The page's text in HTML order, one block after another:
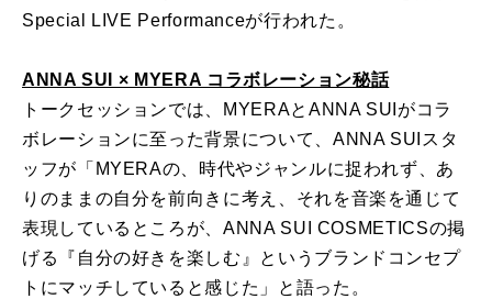
Special LIVE Performanceが行われた。
ANNA SUI × MYERA コラボレーション秘話
トークセッションでは、MYERAとANNA SUIがコラ
ボレーションに至った背景について、ANNA SUIスタ
ッフが「MYERAの、時代やジャンルに捉われず、あ
りのままの自分を前向きに考え、それを音楽を通じて
表現しているところが、ANNA SUI COSMETICSの掲
げる『自分の好きを楽しむ』というブランドコンセプ
トにマッチしていると感じた」と語った。